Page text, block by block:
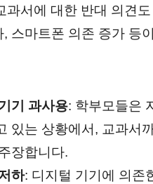
과서에 대한 반대 의견
스마트폰 의존 증가 등
기 과사용: 학부모들은
있는 상황에서, 교과서
장합니다.
하: 디지털 기기에 의존